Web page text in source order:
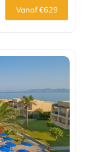
Vanaf €629